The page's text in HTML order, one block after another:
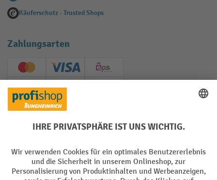
Käuferschutz - Trusted Shops
Zahlungsarten
Creditcard (Master)Creditcard (Visa)
EPS
PayPal
Soziale Netzwerke